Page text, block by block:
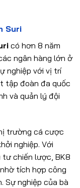
Suri
có hơn 8 năm
ngân hàng lớn ở
nghiệp với vị trí
tập đoàn đa quốc
và quản lý đội
trường cá cược
nghiệp. Với
chiến lược, BK8
tích hợp công
Sự nghiệp của bà